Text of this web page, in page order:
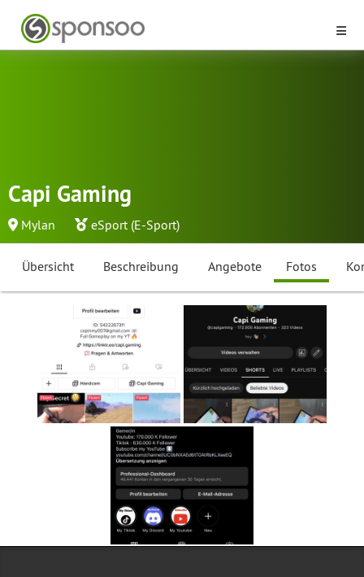
Capi Gaming
Mylan eSport (E-Sport)
Übersicht Beschreibung Angebote Fotos